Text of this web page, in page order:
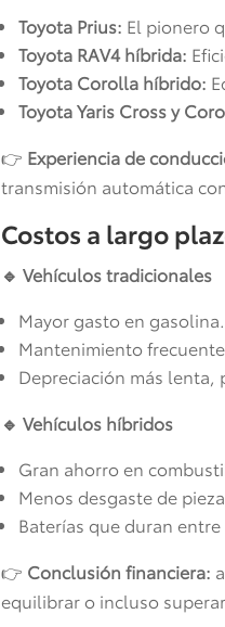
Toyota Prius: El pionero
Toyota RAV4 híbrida:
Toyota Corolla híbrido:
Toyota Yaris Cross y
👉 Experiencia de
transmisión automática
Costos a largo
🔹 Vehículos tradicionales
Mayor gasto en gasolina.
Mantenimiento
Depreciación más
🔹 Vehículos híbridos
Gran ahorro en
Menos desgaste de
Baterías que duran
👉 Conclusión financiera:
equilibrar o incluso